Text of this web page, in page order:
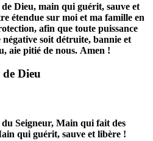
Dieu, main qui guérit, sauve et
étendue sur moi et ma famille en
afin que toute puissance
soit détruite, bannie et
aie pitié de nous. Amen !
Dieu
Seigneur, Main qui fait des
qui guérit, sauve et libère !